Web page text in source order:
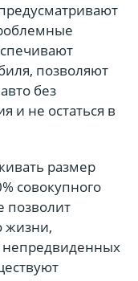
позволяют
без
и не остаться в
размер
совокупного
позволит
жизни,
непредвиденных